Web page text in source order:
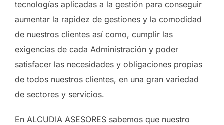
tecnologías aplicadas a la gestión para conseguir
aumentar la rapidez de gestiones y la comodidad
de nuestros clientes así como, cumplir las
exigencias de cada Administración y poder
satisfacer las necesidades y obligaciones propias
de todos nuestros clientes, en una gran variedad
de sectores y servicios.
En ALCUDIA ASESORES sabemos que nuestro